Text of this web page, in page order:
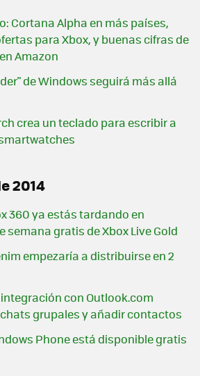
Cortana Alpha en más países,
para Xbox, y buenas cifras de
Amazon
de Windows seguirá más allá
crea un teclado para escribir a
2014
360 ya estás tardando en
semana gratis de Xbox Live Gold
empezaría a distribuirse en 2
con Outlook.com
grupales y añadir contactos
Phone está disponible gratis